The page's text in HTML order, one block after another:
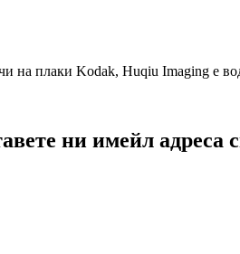
на плаки Kodak, Huqiu Imaging е
ни имейл адреса